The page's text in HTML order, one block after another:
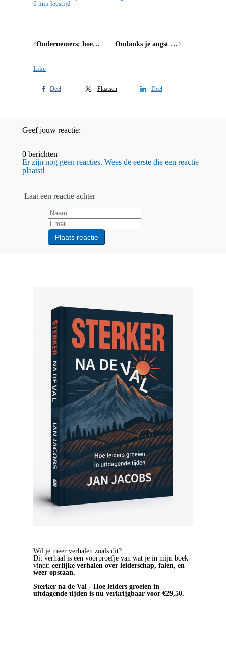
6 min leestijd
Ondernemers: hoe geraak je van je twijfel af? (ook voor niet-ondernemers) Ondanks je angst tóch doen wat je graag wil: zo kan het!
Like
Deel Plaatsen Deel
Geef jouw reactie:
0 berichten
Er zijn nog geen reacties. Wees de eerste die een reactie
plaatst!
Laat een reactie achter
Wil je meer verhalen zoals dit?
Dit verhaal is een voorproefje van wat je in mijn boek
vindt: eerlijke verhalen over leiderschap, falen, en
weer opstaan.
Sterker na de Val - Hoe leiders groeien in
uitdagende tijden is nu verkrijgbaar voor €29,50.